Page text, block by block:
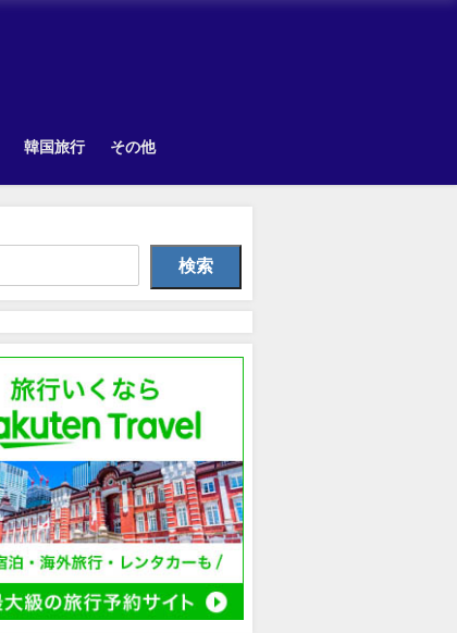
韓国旅行 その他
検索